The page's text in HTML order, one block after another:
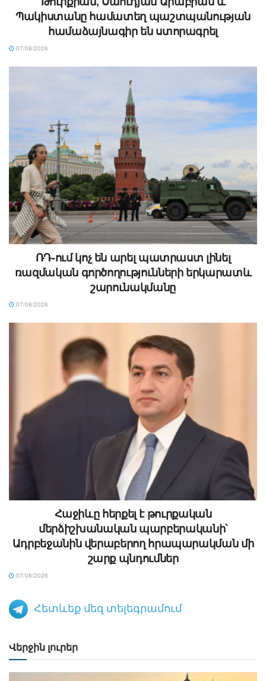
Պակիստանը համատեղ պաշտպանության
համաձայնագիր են ստորագրել
07/08/2026
ՌԴ-ում կոչ են արել պատրաստ լինել
ռազմական գործողությունների երկարատև
շարունակմանը
07/08/2026
Հաջիևը հերքել է թուրքական
մերձիշխանական պարբերականի՝
Ադրբեջանին վերաբերող հրապարակման մի
շարք պնդումներ
07/08/2026
Հետևեք մեզ տելեգրամում
Վերջին լուրեր